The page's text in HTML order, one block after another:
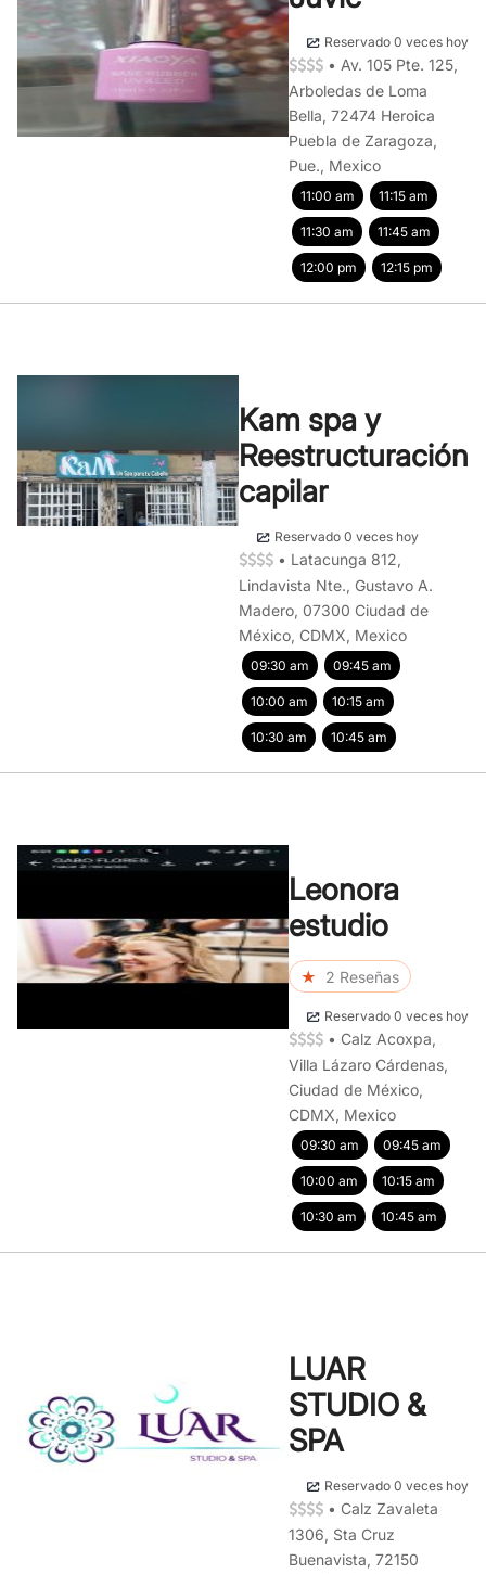
Reservado 0 veces hoy
• Av. 105 Pte. 125,
Arboledas de Loma
Bella, 72474 Heroica
Puebla de Zaragoza,
Pue., Mexico
11:00 am 11:15 am
11:30 am 11:45 am
12:00 pm 12:15 pm
Kam spa y
Reestructuración
capilar
Reservado 0 veces hoy
• Latacunga 812,
Lindavista Nte., Gustavo A.
Madero, 07300 Ciudad de
México, CDMX, Mexico
09:30 am 09:45 am
10:00 am 10:15 am
10:30 am 10:45 am
Leonora
estudio
★ 2 Reseñas
Reservado 0 veces hoy
• Calz Acoxpa,
Villa Lázaro Cárdenas,
Ciudad de México,
CDMX, Mexico
09:30 am 09:45 am
10:00 am 10:15 am
10:30 am 10:45 am
LUAR
STUDIO &
SPA
Reservado 0 veces hoy
• Calz Zavaleta
1306, Sta Cruz
Buenavista, 72150